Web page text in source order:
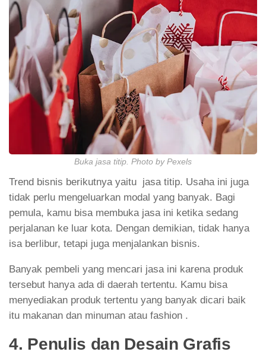
Buka jasa titip. Photo by Pexels
Trend bisnis berikutnya yaitu jasa titip. Usaha ini juga
tidak perlu mengeluarkan modal yang banyak. Bagi
pemula, kamu bisa membuka jasa ini ketika sedang
perjalanan ke luar kota. Dengan demikian, tidak hanya
isa berlibur, tetapi juga menjalankan bisnis.
Banyak pembeli yang mencari jasa ini karena produk
tersebut hanya ada di daerah tertentu. Kamu bisa
menyediakan produk tertentu yang banyak dicari baik
itu makanan dan minuman atau fashion .
4. Penulis dan Desain Grafis